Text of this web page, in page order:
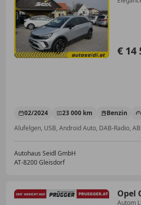
€ 14
02/2024 23 000 km Benzin
Alufelgen, USB, Android Auto, DAB-Radio,
Autohaus Seidl GmbH
AT-8200 Gleisdorf
Opel
Autom